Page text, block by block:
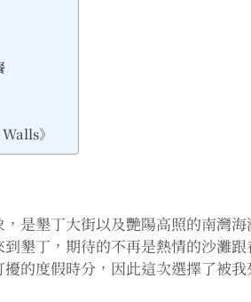
》
是墾丁大街以及艷陽高照的南灣
墾丁，期待的不再是熱情的沙灘
的度假時分，因此這次選擇了被